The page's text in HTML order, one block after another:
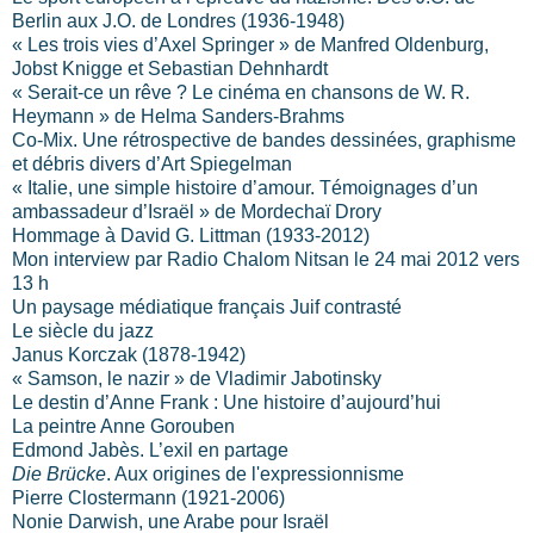
Berlin aux J.O. de Londres (1936-1948)
« Les trois vies d’Axel Springer » de Manfred Oldenburg,
Jobst Knigge et Sebastian Dehnhardt
« Serait-ce un rêve ? Le cinéma en chansons de W. R.
Heymann » de Helma Sanders-Brahms
Co-Mix. Une rétrospective de bandes dessinées, graphisme
et débris divers d’Art Spiegelman
« Italie, une simple histoire d’amour. Témoignages d’un
ambassadeur d’Israël » de Mordechaï Drory
Hommage à David G. Littman (1933-2012)
Mon interview par Radio Chalom Nitsan le 24 mai 2012 vers
13 h
Un paysage médiatique français Juif contrasté
Le siècle du jazz
Janus Korczak (1878-1942)
« Samson, le nazir » de Vladimir Jabotinsky
Le destin d’Anne Frank : Une histoire d’aujourd’hui
La peintre Anne Gorouben
Edmond Jabès. L’exil en partage
Die Brücke. Aux origines de l'expressionnisme
Pierre Clostermann (1921-2006)
Nonie Darwish, une Arabe pour Israël